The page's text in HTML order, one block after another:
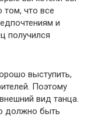
том, что все
и
получился
выступить,
Поэтому
вид танца.
должно быть